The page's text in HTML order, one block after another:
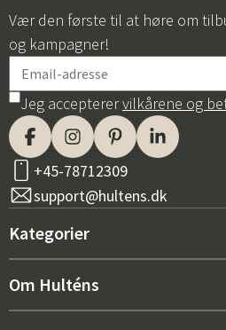
Vær den første til at høre om
og kampagner!
Jeg accepterervilkårene og
+45-78712309
support@hultens.dk
Kategorier
Nyt hos os
Om Hulténs